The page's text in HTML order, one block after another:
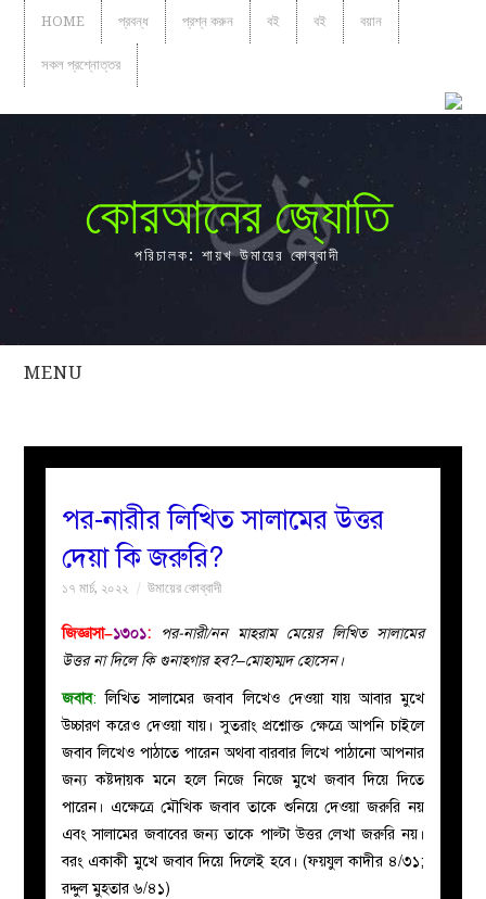
HOME প্রবন্ধ প্রশ্ন করুন বই বই বয়ান
সকল প্রশ্নোত্তর
কোরআনের জ্যোতি
পরিচালক: শায়খ উমায়ের কোব্বাদী
MENU
সকল
নারীদের
পাতা
ইসলাহী
মজলিস
প্রশ্ন
করুন
পর-নারীর লিখিত সালামের উত্তর
দেয়া কি জরুরি?
১৭ মার্চ, ২০২২ উমায়ের কোব্বাদী
জিজ্ঞাসা–১৩০১:
পর-নারী/নন মাহরাম মেয়ের লিখিত সালামের
উত্তর না দিলে কি গুনাহগার হব?–মোহাম্মদ হোসেন।
জবাব: লিখিত সালামের জবাব লিখেও দেওয়া যায় আবার মুখে
উচ্চারণ করেও দেওয়া যায়। সুতরাং প্রশ্নোক্ত ক্ষেত্রে আপনি চাইলে
জবাব লিখেও পাঠাতে পারেন অথবা বারবার লিখে পাঠানো আপনার
জন্য কষ্টদায়ক মনে হলে নিজে নিজে মুখে জবাব দিয়ে দিতে
পারেন। এক্ষেত্রে মৌখিক জবাব তাকে শুনিয়ে দেওয়া জরুরি নয়
এবং সালামের জবাবের জন্য তাকে পাল্টা উত্তর লেখা জরুরি নয়।
বরং একাকী মুখে জবাব দিয়ে দিলেই হবে। (ফয়যুল কাদীর ৪/৩১;
রদ্দুল মুহতার ৬/৪১)